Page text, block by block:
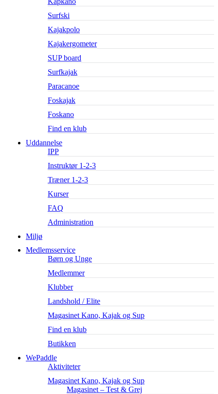
Surfski
Kajakpolo
Kajakergometer
SUP board
Surfkajak
Paracanoe
Foskajak
Foskano
Find en klub
Uddannelse
IPP
Instruktør 1-2-3
Træner 1-2-3
Kurser
FAQ
Administration
Miljø
Medlemsservice
Børn og Unge
Medlemmer
Klubber
Landshold / Elite
Magasinet Kano, Kajak og Sup
Find en klub
Butikken
WePaddle
Aktiviteter
Magasinet Kano, Kajak og Sup
Magasinet – Test & Grej